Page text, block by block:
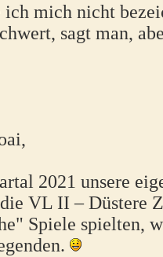
mich nicht
sagt man,
2021 unsere
VL II – Düstere
Spiele spielten,